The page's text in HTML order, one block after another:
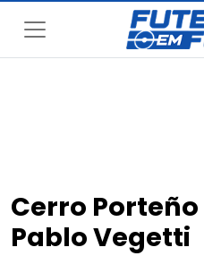
Cerro
Pablo Vegetti